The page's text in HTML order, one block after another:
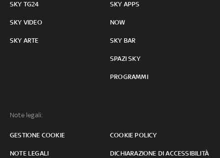
SKY TG24
SKY VIDEO
SKY ARTE
SKY APPS
NOW
SKY BAR
SPAZI SKY
PROGRAMMI
Note legali:
GESTIONE COOKIE COOKIE POLICY
NOTE LEGALI DICHIARAZIONE DI ACCESSIBILITÀ